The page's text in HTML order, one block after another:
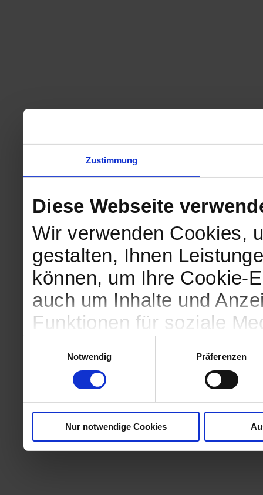
Zustimmung
Diese Webseite
Wir verwenden Cookies,
gestalten, Ihnen
können, um Ihre Cookie-
auch um Inhalte und
Funktionen für soziale
geben wir Informationen
Website an unsere
und Analysen weiter, die
kein angemessenes
in denen Sie Ihre Rechte
Notwendig
Präferenzen
Nur notwendige Cookies